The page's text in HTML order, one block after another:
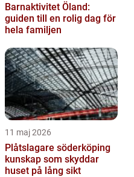
Barnaktivitet Öland:
guiden till en rolig dag för
hela familjen
11 maj 2026
Plåtslagare söderköping
kunskap som skyddar
huset på lång sikt